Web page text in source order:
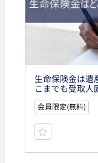
生命保険金は遺
こまでも受取人
会員限定(無料)